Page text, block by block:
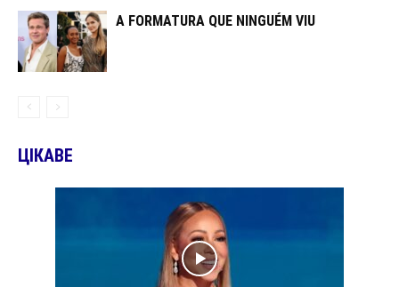
A FORMATURA QUE NINGUÉM VIU
ЦІКАВЕ